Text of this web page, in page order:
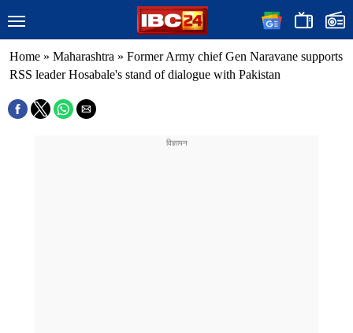
Home » Maharashtra » Former Army chief Gen Naravane supports
RSS leader Hosabale's stand of dialogue with Pakistan